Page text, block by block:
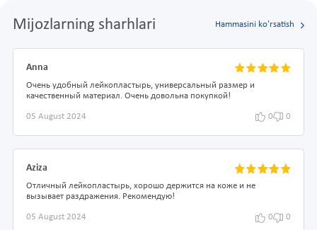
Mijozlarning sharhlari Hammasini ko'rsatish
Anna
Очень удобный лейкопластырь, универсальный размер и
качественный материал. Очень довольна покупкой!
05 August 2024 0 0
Aziza
Отличный лейкопластырь, хорошо держится на коже и не
вызывает раздражения. Рекомендую!
05 August 2024 0 0